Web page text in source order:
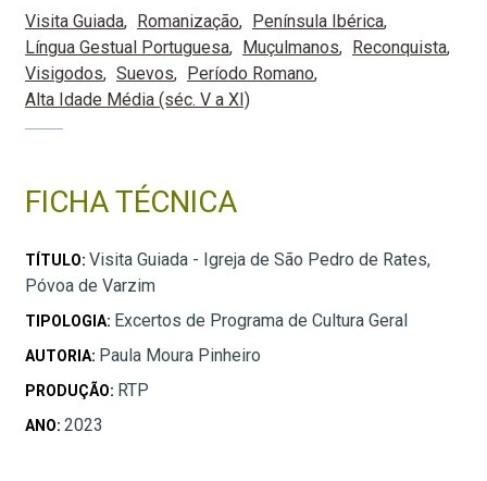
Visita Guiada Romanização
Península Ibérica
Língua Gestual Portuguesa
Muçulmanos
Reconquista
Visigodos
Suevos
Período Romano
Alta Idade Média (séc. V a XI)
FICHA TÉCNICA
TÍTULO: Visita Guiada - Igreja de São Pedro de Rates,
Póvoa de Varzim
TIPOLOGIA: Excertos de Programa de Cultura Geral
AUTORIA: Paula Moura Pinheiro
PRODUÇÃO: RTP
ANO: 2023